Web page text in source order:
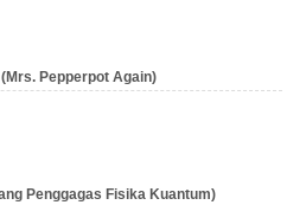
Pepperpot Again)
Penggagas Fisika Kuantum)